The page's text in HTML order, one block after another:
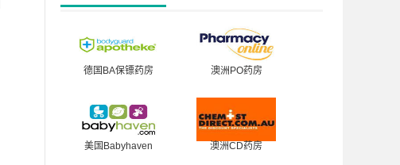
德国BA保镖药房 澳洲PO药房
美国Babyhaven 澳洲CD药房